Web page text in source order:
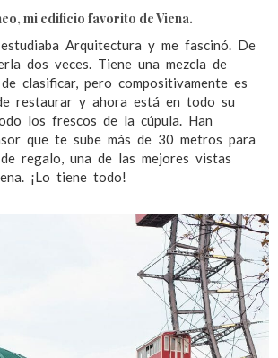
mi edificio favorito de Viena.
Arquitectura y me fascinó. De
dos veces. Tiene una mezcla de
clasificar, pero compositivamente es
restaurar y ahora está en todo su
los frescos de la cúpula. Han
que te sube más de 30 metros para
regalo, una de las mejores vistas
¡Lo tiene todo!